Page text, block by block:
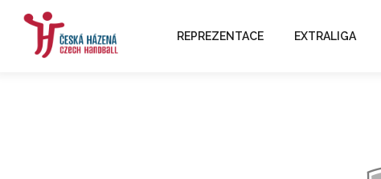
REPREZENTACE EXTRALIGA